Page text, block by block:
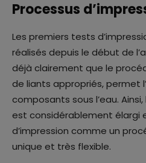
Processus
Les premiers tests
réalisés depuis le début de
déjà clairement que le
de liants appropriés, permet
composants sous l’eau.
est considérablement élargi
d’impression comme un
unique et très flexible.